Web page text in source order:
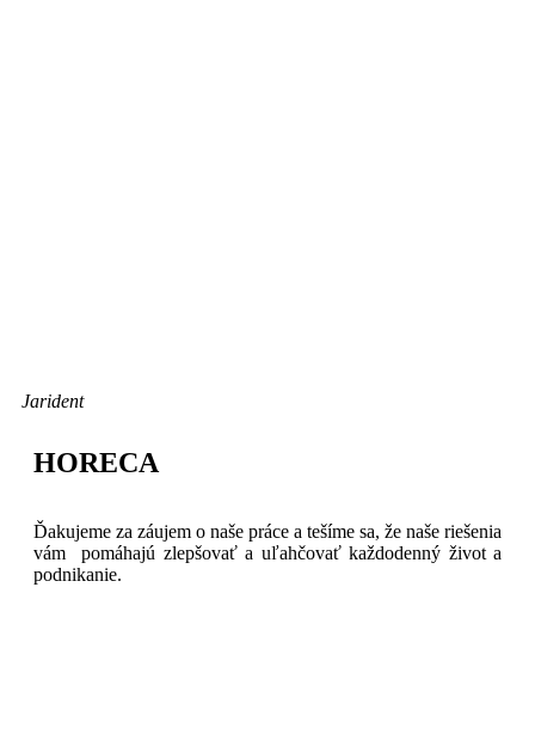
Jarident
HORECA
Ďakujeme za záujem o naše práce a tešíme sa, že naše riešenia
vám pomáhajú zlepšovať a uľahčovať každodenný život a
podnikanie.